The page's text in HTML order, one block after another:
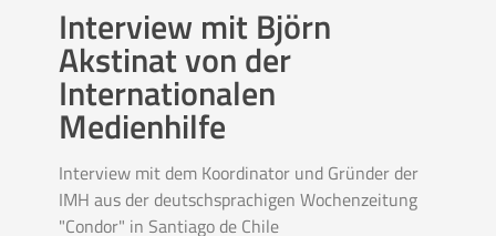
Interview mit Björn
Akstinat von der
Internationalen
Medienhilfe
Interview mit dem Koordinator und Gründer der
IMH aus der deutschsprachigen Wochenzeitung
"Condor" in Santiago de Chile